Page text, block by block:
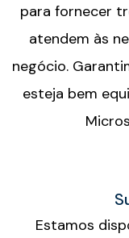
para fornecer
atendem às
negócio.
esteja bem
Estamos